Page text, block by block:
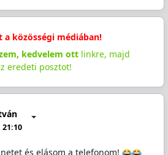
a közösségi médiában!
kedvelem ottlinkre, majd
eredeti posztot!
21:10
és elásom a telefonom!